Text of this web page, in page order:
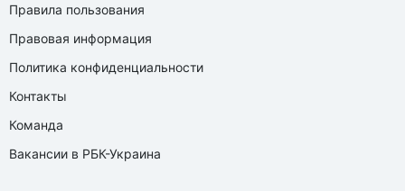
Правила пользования
Правовая информация
Политика конфиденциальности
Контакты
Команда
Вакансии в РБК-Украина